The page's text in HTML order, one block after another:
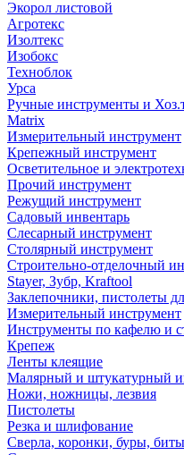
Экорол листовой
Агротекс
Изолтекс
Изобокс
Техноблок
Урса
Ручные инструменты и
Matrix
Измерительный инструмент
Крепежный инструмент
Осветительное и
Прочий инструмент
Режущий инструмент
Садовый инвентарь
Слесарный инструмент
Столярный инструмент
Строительно-отделочный
Stayer, Зубр, Kraftool
Заклепочники, пистолеты
Измерительный инструмент
Инструменты по кафелю и
Крепеж
Ленты клеящие
Малярный и штукатурный
Ножи, ножницы, лезвия
Пистолеты
Резка и шлифование
Сверла, коронки, буры, биты